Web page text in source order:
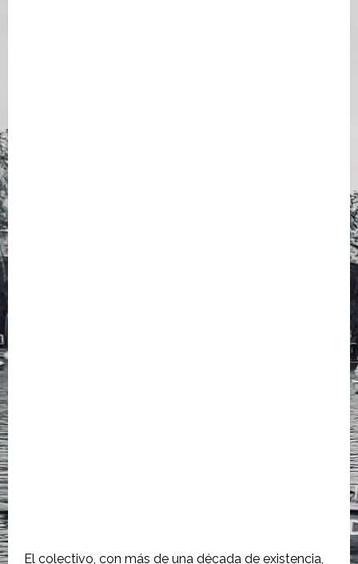
El colectivo, con más de una década de existencia,